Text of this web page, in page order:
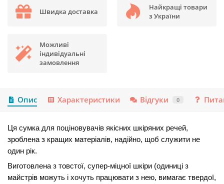
Швидка доставка
Найкращі товари
з України
Можливі
індивідуальні
замовлення
Опис Характеристики Відгуки 0
Ця сумка для поціновувачів якісних шкіряних речей,
зроблена з кращих матеріалів, надійно, щоб служити не
один рік.
Виготовлена ​​з товстої, супер-міцної шкіри (одиниці з
майстрів можуть і хочуть працювати з нею, вимагає твердої,